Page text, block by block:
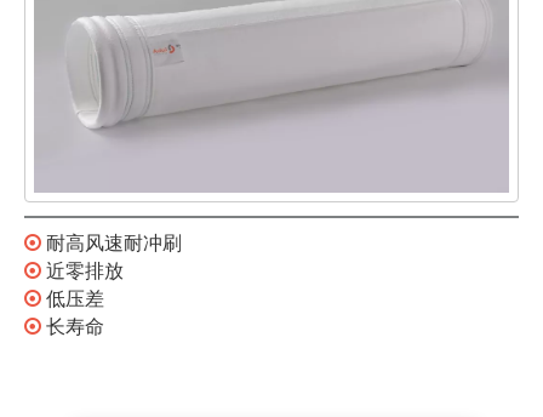
 耐高风速耐冲刷
 近零排放
 低压差
 长寿命